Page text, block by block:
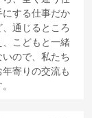
する仕事だか
通じるところ
こどもと一緒
ので、私たち
寄りの交流も